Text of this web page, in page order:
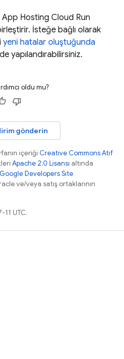
App Hosting Cloud Run
İsteğe bağlı olarak
yeni hatalar oluştuğunda
yapılandırabilirsiniz.
oldu mu?
gönderin
içeriği Creative Commons Atıf
Apache 2.0 Lisansı altında
Google Developers Site
ve/veya satış ortaklarının
UTC.